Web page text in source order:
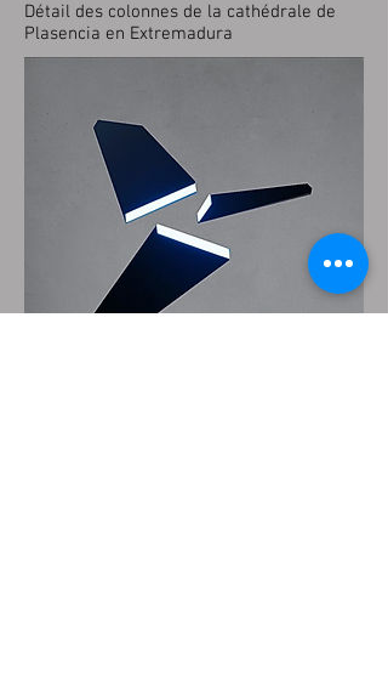
Détail des colonnes de la cathédrale de
Plasencia en Extremadura